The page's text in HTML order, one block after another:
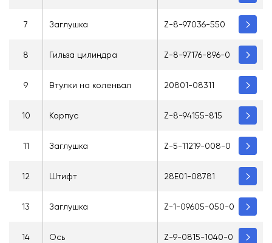
7 Заглушка Z-8-97036-550
8 Гильза цилиндра Z-8-97176-896-0
9 Втулки на коленвал 20801-08311
10 Корпус Z-8-94155-815
11 Заглушка Z-5-11219-008-0
12 Штифт 28E01-08781
13 Заглушка Z-1-09605-050-0
14 Ось Z-9-0815-1040-0